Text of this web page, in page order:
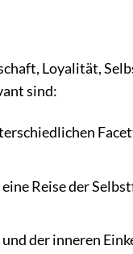
Loyalität,
sind:
Reise der
der inneren